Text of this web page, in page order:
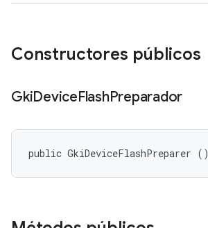
Constructores públicos
GkiDeviceFlashPreparador
public GkiDeviceFlashPreparer ()